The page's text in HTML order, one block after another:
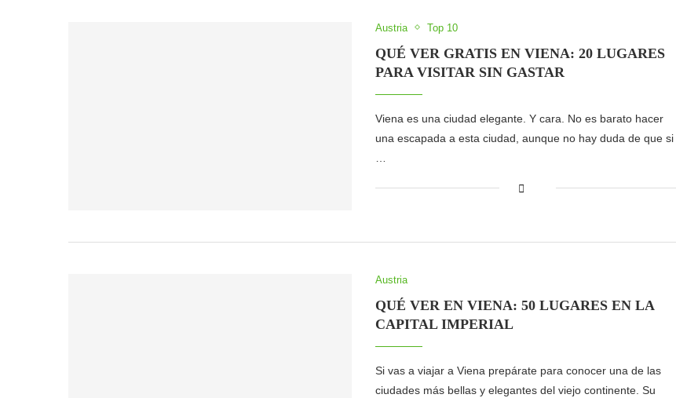
Austria Top 10
QUÉ VER GRATIS EN VIENA: 20 LUGARES
PARA VISITAR SIN GASTAR
Viena es una ciudad elegante. Y cara. No es barato hacer
una escapada a esta ciudad, aunque no hay duda de que si
Austria
QUÉ VER EN VIENA: 50 LUGARES EN LA
CAPITAL IMPERIAL
Si vas a viajar a Viena prepárate para conocer una de las
ciudades más bellas y elegantes del viejo continente. Su